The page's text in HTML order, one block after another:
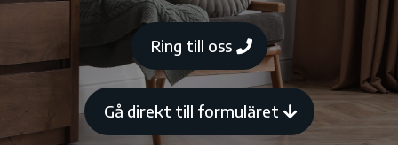
Ring till oss
Gå direkt till formuläret